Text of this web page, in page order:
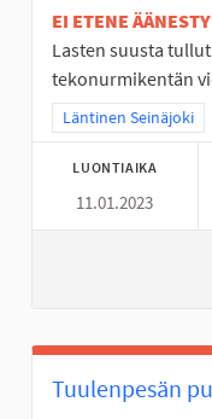
EI ETENE
Lasten suusta
tekonurmikentän
Rajaa tulokset
Läntinen Seinäjoki
LUONTIAIKA
11.01.2023
Tuulenpesän